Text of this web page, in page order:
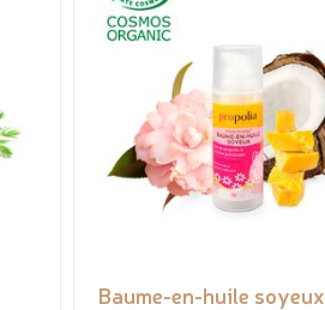
Baume-en-huile soyeux